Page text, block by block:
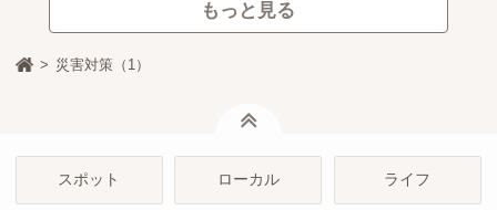
もっと見る
災害対策（1）
スポット ローカル ライフ